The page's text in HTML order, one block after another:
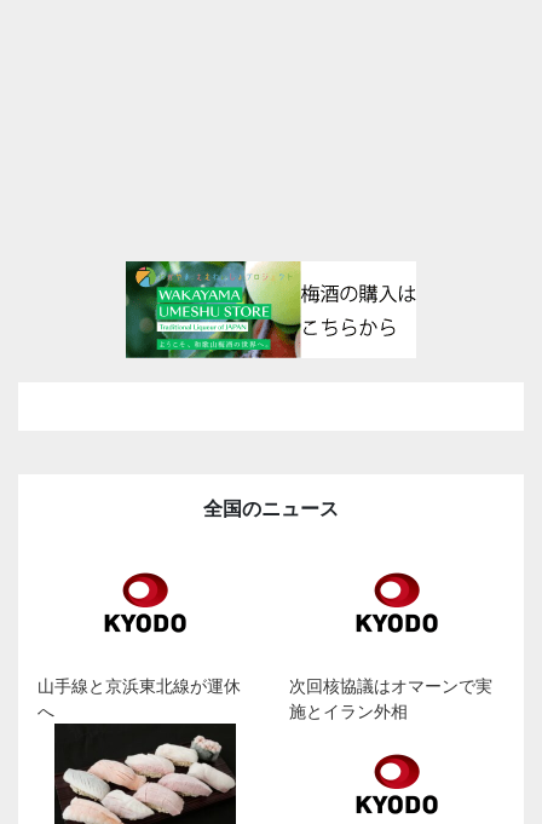
全国のニュース
山手線と京浜東北線が運休
へ
次回核協議はオマーンで実
施とイラン外相